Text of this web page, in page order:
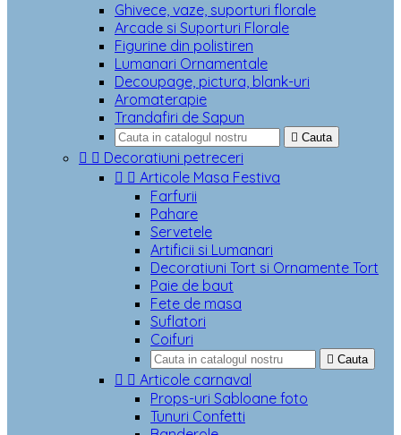
Ghivece, vaze, suporturi florale
Arcade si Suporturi Florale
Figurine din polistiren
Lumanari Ornamentale
Decoupage, pictura, blank-uri
Aromaterapie
Trandafiri de Sapun
 Cauta
  Decoratiuni petreceri
  Articole Masa Festiva
Farfurii
Pahare
Servetele
Artificii si Lumanari
Decoratiuni Tort si Ornamente Tort
Paie de baut
Fete de masa
Suflatori
Coifuri
 Cauta
  Articole carnaval
Props-uri Sabloane foto
Tunuri Confetti